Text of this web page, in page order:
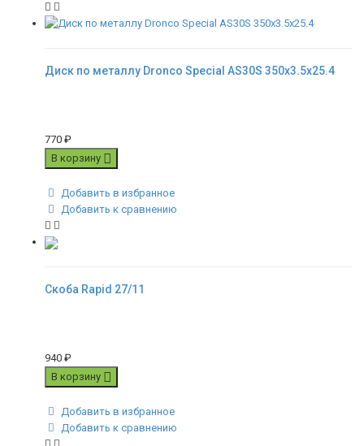
Диск по металлу Dronco Special AS30S 350x3.5x25.4
770 ₽
В корзину
Добавить в избранное
Добавить к сравнению
Скоба Rapid 27/11
940 ₽
В корзину
Добавить в избранное
Добавить к сравнению